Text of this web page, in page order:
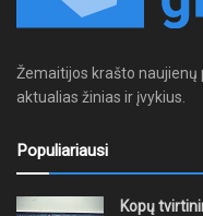
Žemaitijos krašto naujienų
aktualias žinias ir įvykius.
Populiariausi
Kopų